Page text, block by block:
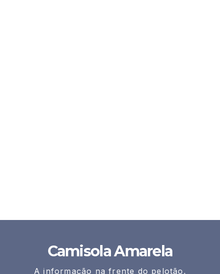
Camisola Amarela
A informação na frente do pelotão.